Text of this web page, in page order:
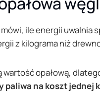
ile energii
z kilograma niż
wartość opałową,
paliwa na koszt jednej